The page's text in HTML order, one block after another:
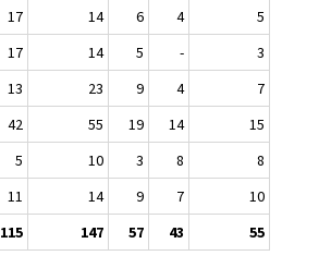
17 14 6 4
5
17 14 5 -
3
13 23 9 4
7
42 55 19 14
15
5 10 3 8
8
11 14 9 7
10
115 147 57 43 55